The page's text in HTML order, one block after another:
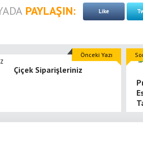
PAYLAŞIN: Like
Çiçek Siparişleriniz
Önceki Yazı